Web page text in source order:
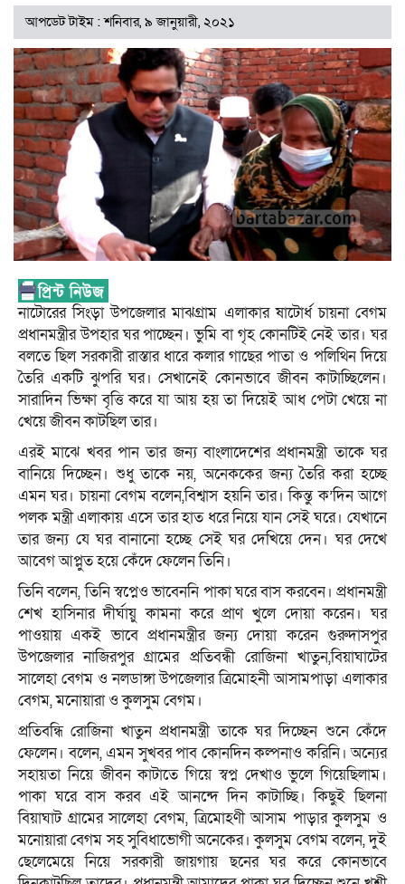
আপডেট টাইম : শনিবার, ৯ জানুয়ারী, ২০২১
নাটোরের সিংড়া উপজেলার মাঝগ্রাম এলাকার ষাটোর্ধ চায়না বেগম
প্রধানমন্ত্রীর উপহার ঘর পাচ্ছেন। ভুমি বা গৃহ কোনটিই নেই তার। ঘর
বলতে ছিল সরকারী রাস্তার ধারে কলার গাছের পাতা ও পলিথিন দিয়ে
তৈরি একটি ঝুপরি ঘর। সেখানেই কোনভাবে জীবন কাটাচ্ছিলেন।
সারাদিন ভিক্ষা বৃত্তি করে যা আয় হয় তা দিয়েই আধ পেটা খেয়ে না
খেয়ে জীবন কাটছিল তার।
এরই মাঝে খবর পান তার জন্য বাংলাদেশের প্রধানমন্ত্রী তাকে ঘর
বানিয়ে দিচ্ছেন। শুধু তাকে নয়, অনেককের জন্য তৈরি করা হচ্ছে
এমন ঘর। চায়না বেগম বলেন,বিশ্বাস হয়নি তার। কিন্তু ক’দিন আগে
পলক মন্ত্রী এলাকায় এসে তার হাত ধরে নিয়ে যান সেই ঘরে। যেখানে
তার জন্য যে ঘর বানানো হচ্ছে সেই ঘর দেখিয়ে দেন। ঘর দেখে
আবেগ আপ্লুত হয়ে কেঁদে ফেলেন তিনি।
তিনি বলেন, তিনি স্বপ্নেও ভাবেননি পাকা ঘরে বাস করবেন। প্রধানমন্ত্রী
শেখ হাসিনার দীর্ঘায়ু কামনা করে প্রাণ খুলে দোয়া করেন। ঘর
পাওয়ায় একই ভাবে প্রধানমন্ত্রীর জন্য দোয়া করেন গুরুদাসপুর
উপজেলার নাজিরপুর গ্রামের প্রতিবন্ধী রোজিনা খাতুন,বিয়াঘাটের
সালেহা বেগম ও নলডাঙ্গা উপজেলার ত্রিমোহনী আসামপাড়া এলাকার
বেগম, মনোয়ারা ও কুলসুম বেগম।
প্রতিবন্ধি রোজিনা খাতুন প্রধানমন্ত্রী তাকে ঘর দিচ্ছেন শুনে কেঁদে
ফেলেন। বলেন, এমন সুখবর পাব কোনদিন কল্পনাও করিনি। অন্যের
সহায়তা নিয়ে জীবন কাটাতে গিয়ে স্বপ্ন দেখাও ভুলে গিয়েছিলাম।
পাকা ঘরে বাস করব এই আনন্দে দিন কাটাচ্ছি। কিছুই ছিলনা
বিয়াঘাট গ্রামের সালেহা বেগম, ত্রিমোহণী আসাম পাড়ার কুলসুম ও
মনোয়ারা বেগম সহ সুবিধাভোগী অনেকের। কুলসুম বেগম বলেন, দুই
ছেলেমেয়ে নিয়ে সরকারী জায়গায় ছনের ঘর করে কোনভাবে